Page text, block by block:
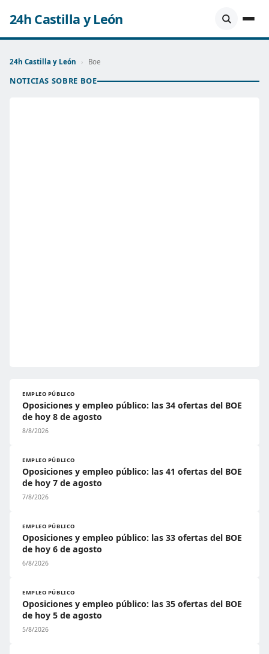
24h Castilla y León
24h Castilla y León › Boe
NOTICIAS SOBRE BOE
EMPLEO PÚBLICO
Oposiciones y empleo público: las 34 ofertas del BOE
de hoy 8 de agosto
8/8/2026
EMPLEO PÚBLICO
Oposiciones y empleo público: las 41 ofertas del BOE
de hoy 7 de agosto
7/8/2026
EMPLEO PÚBLICO
Oposiciones y empleo público: las 33 ofertas del BOE
de hoy 6 de agosto
6/8/2026
EMPLEO PÚBLICO
Oposiciones y empleo público: las 35 ofertas del BOE
de hoy 5 de agosto
5/8/2026